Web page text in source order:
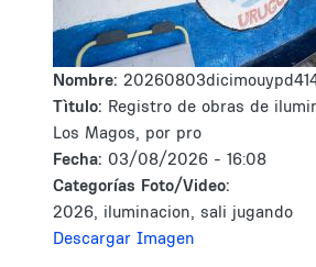
Nombre:
Tìtulo: Registro de obras de
Los Magos, por pro
Fecha: 03/08/2026 - 16:08
Categorías Foto/Video:
2026, iluminacion, sali jugando
Descargar Imagen